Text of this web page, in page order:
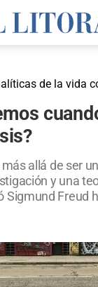
de la vida
allá de ser
y una
Sigmund Freud